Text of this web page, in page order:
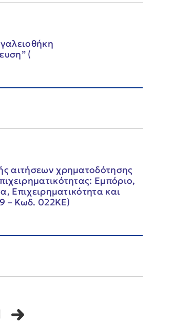
(
αιτήσεων χρηματοδότησης
Εμπόριο,
Επιχειρηματικότητα και
– Κωδ. 022ΚΕ)